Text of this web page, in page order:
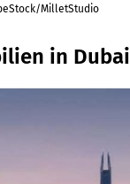
MilletStudio
in Dubai